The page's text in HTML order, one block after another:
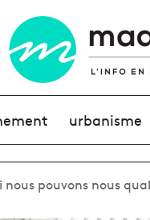
urbanisme
pouvons nous